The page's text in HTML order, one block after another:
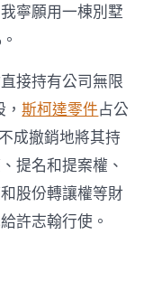
寧願用一棟別墅
接持有公司無限
，斯柯達零件占公
成撤銷地將其持
提名和提案權、
股份轉讓權等財
許志翰行使。